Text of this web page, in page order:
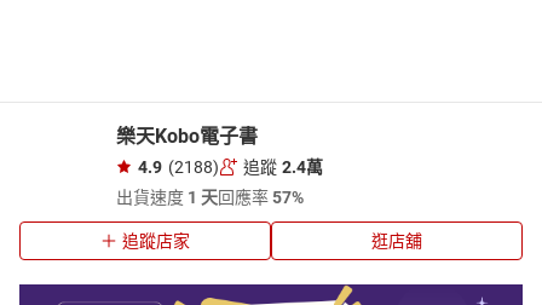
樂天Kobo電子書
4.9 (2188) 追蹤 2.4萬
出貨速度 1 天回應率57%
追蹤店家 逛店舖